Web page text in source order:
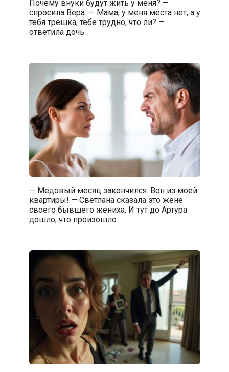
Почему внуки будут жить у меня? —
спросила Вера. — Мама, у меня места нет, а у
тебя трёшка, тебе трудно, что ли? —
ответила дочь
— Медовый месяц закончился. Вон из моей
квартиры! — Светлана сказала это жене
своего бывшего жениха. И тут до Артура
дошло, что произошло.